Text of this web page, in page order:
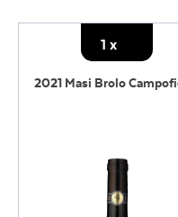
1 x
2021 Masi Brolo